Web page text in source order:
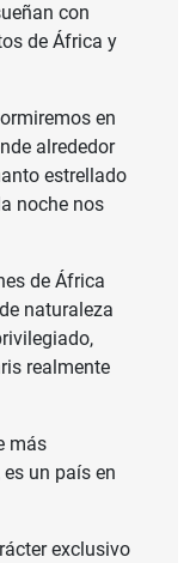
con
de África y
en
alrededor
estrellado
noche nos
de África
naturaleza
realmente
más
un país en
exclusivo